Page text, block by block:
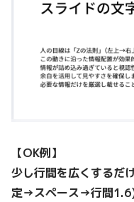
【OK例】
少し行間を広くするだ
定→スペース→行間